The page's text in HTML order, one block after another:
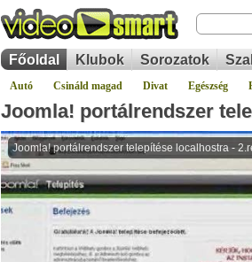
Főoldal Klubok Sorozatok
Autó Csináld magad Divat Egészség
Joomla! portálrendszer